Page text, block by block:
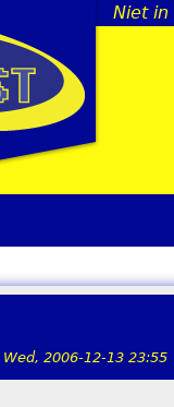
Niet in
Wed, 2006-12-13 23:55